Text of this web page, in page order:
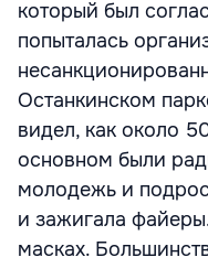
который был
попыталась
Останкинском
видел, как около
основном были
молодежь и
и зажигала
масках.